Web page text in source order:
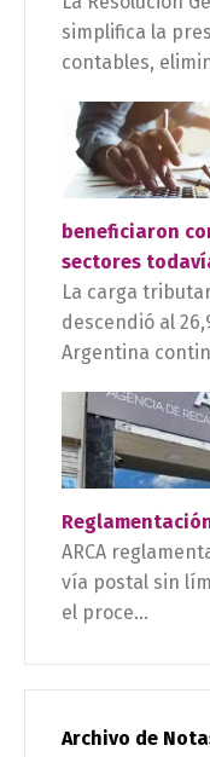
simplifica la
contables,
beneficiaron
sectores
La carga
descendió al
Argentina
ARCA
vía postal sin
el proce...
Archivo de